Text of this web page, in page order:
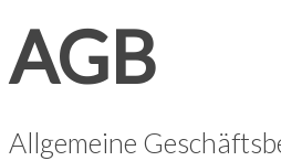
AGB
Allgemeine